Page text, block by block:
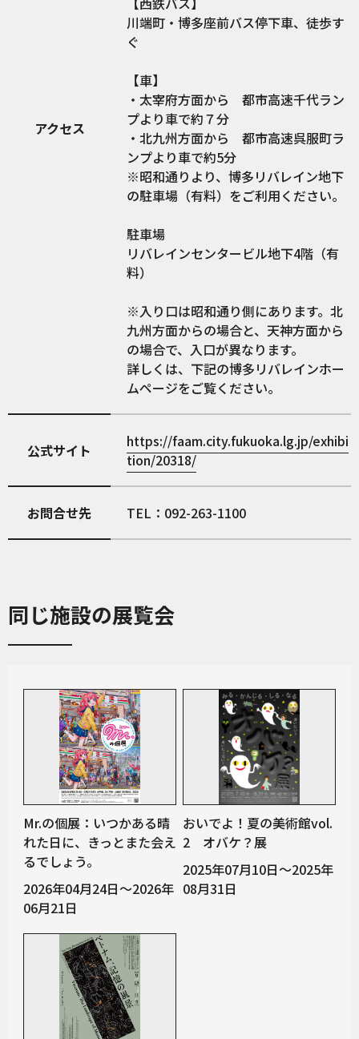
アクセス
川端町・博多座前バス停下車、徒歩す
ぐ
【車】
・太宰府方面から 都市高速千代ラン
プより車で約７分
・北九州方面から 都市高速呉服町ラ
ンプより車で約5分
※昭和通りより、博多リバレイン地下
の駐車場（有料）をご利用ください。
駐車場
リバレインセンタービル地下4階（有
料）
※入り口は昭和通り側にあります。北
九州方面からの場合と、天神方面から
の場合で、入口が異なります。
詳しくは、下記の博多リバレインホー
ムページをご覧ください。
公式サイト
https://faam.city.fukuoka.lg.jp/exhibi
tion/20318/
お問合せ先 TEL：092-263-1100
同じ施設の展覧会
Mr.の個展：いつかある晴
れた日に、きっとまた会え
るでしょう。
2026年04月24日～2026年
06月21日
おいでよ！夏の美術館vol.
2 オバケ？展
2025年07月10日～2025年
08月31日